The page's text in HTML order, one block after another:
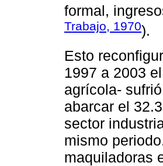
formal,
Trabajo, 1970).
Esto
1997 a 2003
agrícola-
abarcar el
sector
mismo
maquiladoras